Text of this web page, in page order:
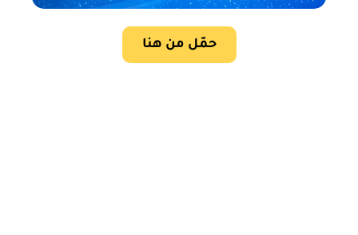
حمّل من هنا